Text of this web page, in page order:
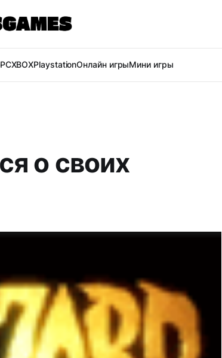
PCXBOXPlaystationОнлайн игрыМини игры
о своих